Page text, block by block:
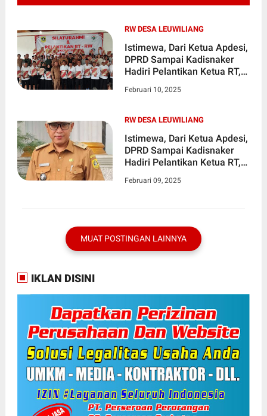
RW DESA LEUWILIANG
Istimewa, Dari Ketua Apdesi,
DPRD Sampai Kadisnaker
Hadiri Pelantikan Ketua RT,
Februari 10, 2025
RW DESA LEUWILIANG
Istimewa, Dari Ketua Apdesi,
DPRD Sampai Kadisnaker
Hadiri Pelantikan Ketua RT,
Februari 09, 2025
MUAT POSTINGAN LAINNYA
IKLAN DISINI